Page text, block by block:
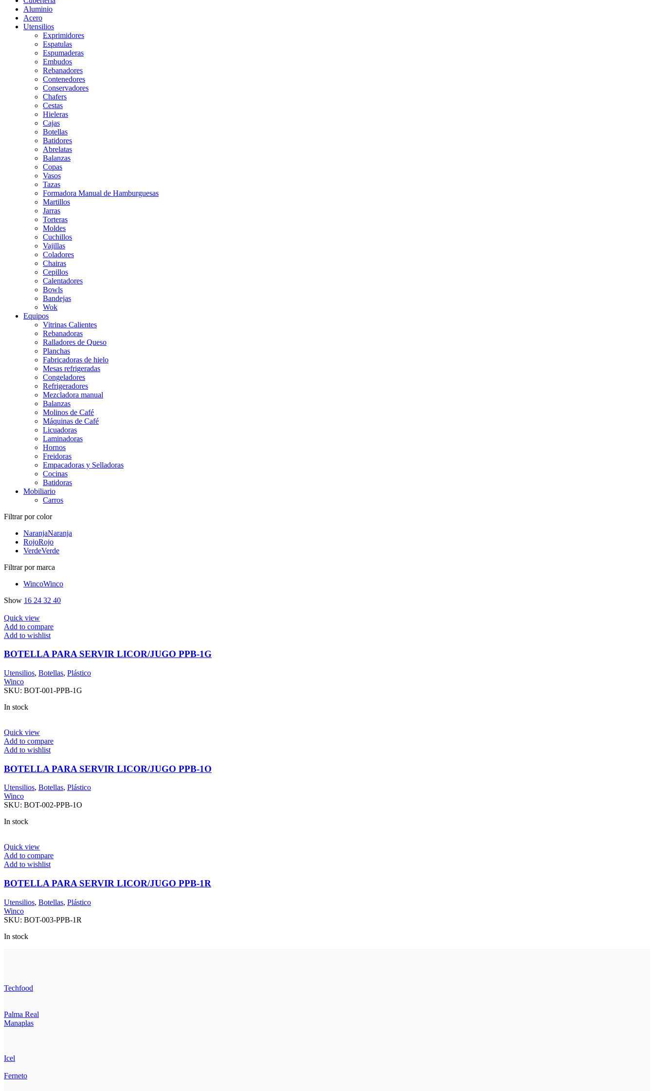
Aluminio
Acero
Utensilios
Exprimidores
Espatulas
Espumaderas
Embudos
Rebanadores
Contenedores
Conservadores
Chafers
Cestas
Hieleras
Cajas
Botellas
Batidores
Abrelatas
Balanzas
Copas
Vasos
Tazas
Formadora Manual de Hamburguesas
Martillos
Jarras
Torteras
Moldes
Cuchillos
Vajillas
Coladores
Chairas
Cepillos
Calentadores
Bowls
Bandejas
Wok
Equipos
Vitrinas Calientes
Rebanadoras
Ralladores de Queso
Planchas
Fabricadoras de hielo
Mesas refrigeradas
Congeladores
Refrigeradores
Mezcladora manual
Balanzas
Molinos de Café
Máquinas de Café
Licuadoras
Laminadoras
Hornos
Freidoras
Empacadoras y Selladoras
Cocinas
Batidoras
Mobiliario
Carros
Filtrar por color
NaranjaNaranja
RojoRojo
VerdeVerde
Filtrar por marca
WincoWinco
Show 16 24 32 40
Quick view
Add to compare
Add to wishlist
BOTELLA PARA SERVIR LICOR/JUGO PPB-1G
Utensilios, Botellas, Plástico
Winco
SKU: BOT-001-PPB-1G
In stock
Quick view
Add to compare
Add to wishlist
BOTELLA PARA SERVIR LICOR/JUGO PPB-1O
Utensilios, Botellas, Plástico
Winco
SKU: BOT-002-PPB-1O
In stock
Quick view
Add to compare
Add to wishlist
BOTELLA PARA SERVIR LICOR/JUGO PPB-1R
Utensilios, Botellas, Plástico
Winco
SKU: BOT-003-PPB-1R
In stock
Techfood
Palma Real
Manaplas
Icel
Ferneto